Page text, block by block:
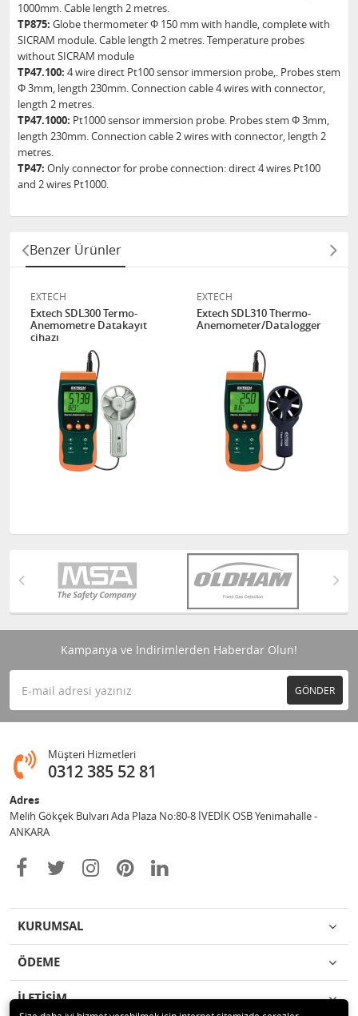
1000mm. Cable length 2 metres.
TP875: Globe thermometer Φ 150 mm with handle, complete with
SICRAM module. Cable length 2 metres. Temperature probes
without SICRAM module
TP47.100: 4 wire direct Pt100 sensor immersion probe,. Probes stem
Φ 3mm, length 230mm. Connection cable 4 wires with connector,
length 2 metres.
TP47.1000: Pt1000 sensor immersion probe. Probes stem Φ 3mm,
length 230mm. Connection cable 2 wires with connector, length 2
metres.
TP47: Only connector for probe connection: direct 4 wires Pt100
and 2 wires Pt1000.
Benzer Ürünler
EXTECH
Extech SDL300 Termo-
Anemometre Datakayıt
cihazı
EXTECH
Extech SDL310 Thermo-
Anemometer/Datalogger
Kampanya ve İndirimlerden Haberdar Olun!
GÖNDER
Müşteri Hizmetleri
0312 385 52 81
Adres
Melih Gökçek Bulvarı Ada Plaza No:80-8 İVEDİK OSB Yenimahalle -
ANKARA
KURUMSAL
ÖDEME
İLETİŞİM